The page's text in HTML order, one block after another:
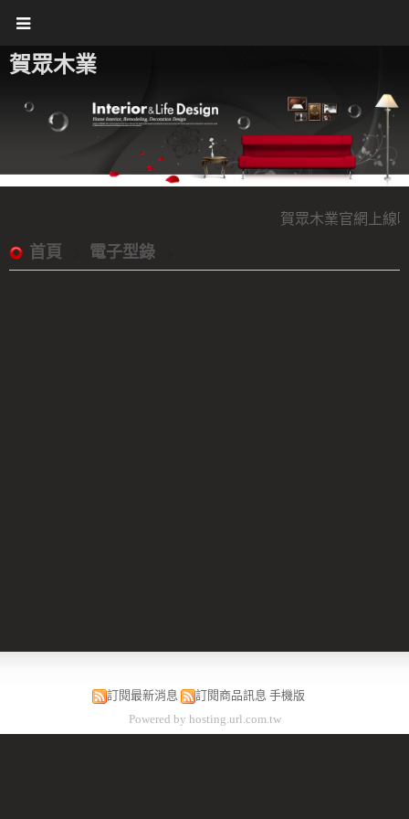
賀眾木業
賀眾木業官網上線
首頁 電子型錄
訂閱最新消息 訂閱商品訊息 手機版
Powered by hosting.url.com.tw